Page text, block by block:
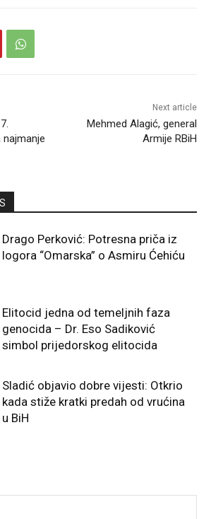
najmanje
Next article
Mehmed Alagić, general
Armije RBiH
Drago Perković: Potresna priča iz
logora “Omarska” o Asmiru Ćehiću
Elitocid jedna od temeljnih faza
genocida – Dr. Eso Sadiković
simbol prijedorskog elitocida
Sladić objavio dobre vijesti: Otkrio
kada stiže kratki predah od vrućina
u BiH